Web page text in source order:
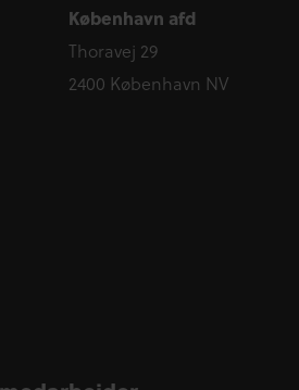
København afd
Thoravej 29
2400 København NV